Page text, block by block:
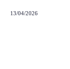
13/04/2026